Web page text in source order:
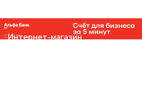
Интернет-магазин